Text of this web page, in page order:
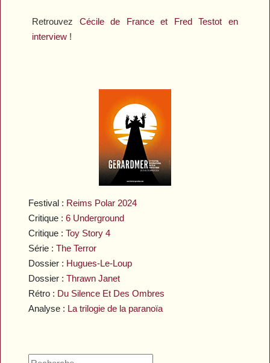
Festival : Reims Polar 2024
Critique :6 Underground
Critique :Toy Story 4
Série :The Terror
Dossier : Hugues-Le-Loup
Dossier :Thrawn Janet
Rétro : Du Silence Et Des Ombres
Analyse : La trilogie de la paranoïa
Retrouvez Cécile de France et Fred Testot en
interview !